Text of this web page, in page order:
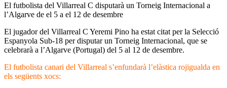
El futbolista del Villarreal C disputarà un Torneig Internacional a
l’Algarve de el 5 a el 12 de desembre
El jugador del Villarreal C Yeremi Pino ha estat citat per la Selecció
Espanyola Sub-18 per disputar un Torneig Internacional, que se
celebrarà a l’Algarve (Portugal) del 5 al 12 de desembre.
El futbolista canari del Villarreal s’enfundarà l’elàstica rojigualda en
els següents xocs: